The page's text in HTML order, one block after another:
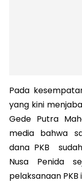
Pada
yang kini
Gede Putra
media bahwa
dana PKB
Nusa Penida
pelaksanaan PKB